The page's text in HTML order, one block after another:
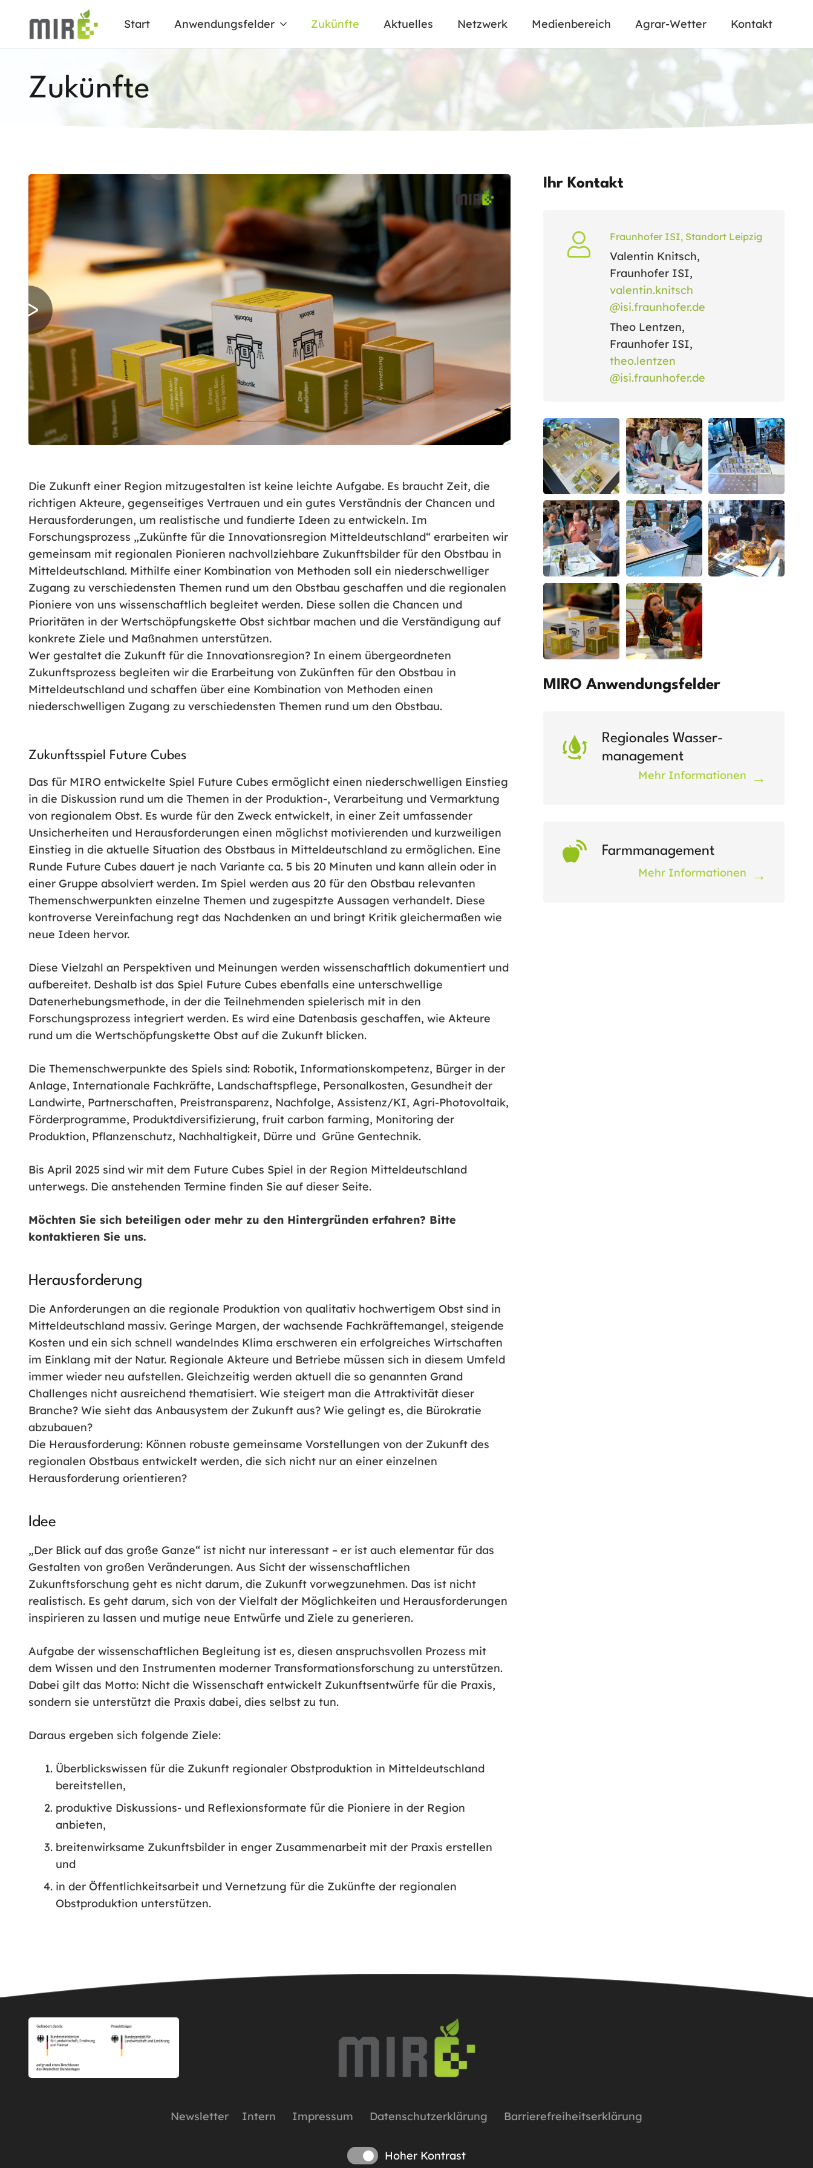
Start Anwendungsfelder Zukünfte Aktuelles Netzwerk Medienbereich Agrar-Wetter Kontakt
Zukünfte
Die Zukunft einer Region mitzugestalten ist keine leichte Aufgabe. Es braucht Zeit, die
richtigen Akteure, gegenseitiges Vertrauen und ein gutes Verständnis der Chancen und
Herausforderungen, um realistische und fundierte Ideen zu entwickeln. Im
Forschungsprozess „Zukünfte für die Innovationsregion Mitteldeutschland“ erarbeiten wir
gemeinsam mit regionalen Pionieren nachvollziehbare Zukunftsbilder für den Obstbau in
Mitteldeutschland. Mithilfe einer Kombination von Methoden soll ein niederschwelliger
Zugang zu verschiedensten Themen rund um den Obstbau geschaffen und die regionalen
Pioniere von uns wissenschaftlich begleitet werden. Diese sollen die Chancen und
Prioritäten in der Wertschöpfungskette Obst sichtbar machen und die Verständigung auf
konkrete Ziele und Maßnahmen unterstützen.
Wer gestaltet die Zukunft für die Innovationsregion? In einem übergeordneten
Zukunftsprozess begleiten wir die Erarbeitung von Zukünften für den Obstbau in
Mitteldeutschland und schaffen über eine Kombination von Methoden einen
niederschwelligen Zugang zu verschiedensten Themen rund um den Obstbau.
Zukunftsspiel Future Cubes
Das für MIRO entwickelte Spiel Future Cubes ermöglicht einen niederschwelligen Einstieg
in die Diskussion rund um die Themen in der Produktion-, Verarbeitung und Vermarktung
von regionalem Obst. Es wurde für den Zweck entwickelt, in einer Zeit umfassender
Unsicherheiten und Herausforderungen einen möglichst motivierenden und kurzweiligen
Einstieg in die aktuelle Situation des Obstbaus in Mitteldeutschland zu ermöglichen. Eine
Runde Future Cubes dauert je nach Variante ca. 5 bis 20 Minuten und kann allein oder in
einer Gruppe absolviert werden. Im Spiel werden aus 20 für den Obstbau relevanten
Themenschwerpunkten einzelne Themen und zugespitzte Aussagen verhandelt. Diese
kontroverse Vereinfachung regt das Nachdenken an und bringt Kritik gleichermaßen wie
neue Ideen hervor.
Diese Vielzahl an Perspektiven und Meinungen werden wissenschaftlich dokumentiert und
aufbereitet. Deshalb ist das Spiel Future Cubes ebenfalls eine unterschwellige
Datenerhebungsmethode, in der die Teilnehmenden spielerisch mit in den
Forschungsprozess integriert werden. Es wird eine Datenbasis geschaffen, wie Akteure
rund um die Wertschöpfungskette Obst auf die Zukunft blicken.
Die Themenschwerpunkte des Spiels sind: Robotik, Informationskompetenz, Bürger in der
Anlage, Internationale Fachkräfte, Landschaftspflege, Personalkosten, Gesundheit der
Landwirte, Partnerschaften, Preistransparenz, Nachfolge, Assistenz/KI, Agri-Photovoltaik,
Förderprogramme, Produktdiversifizierung, fruit carbon farming, Monitoring der
Produktion, Pflanzenschutz, Nachhaltigkeit, Dürre und Grüne Gentechnik.
Bis April 2025 sind wir mit dem Future Cubes Spiel in der Region Mitteldeutschland
unterwegs. Die anstehenden Termine finden Sie auf dieser Seite.
Möchten Sie sich beteiligen oder mehr zu den Hintergründen erfahren? Bitte
kontaktieren Sie uns.
Herausforderung
Die Anforderungen an die regionale Produktion von qualitativ hochwertigem Obst sind in
Mitteldeutschland massiv. Geringe Margen, der wachsende Fachkräftemangel, steigende
Kosten und ein sich schnell wandelndes Klima erschweren ein erfolgreiches Wirtschaften
im Einklang mit der Natur. Regionale Akteure und Betriebe müssen sich in diesem Umfeld
immer wieder neu aufstellen. Gleichzeitig werden aktuell die so genannten Grand
Challenges nicht ausreichend thematisiert. Wie steigert man die Attraktivität dieser
Branche? Wie sieht das Anbausystem der Zukunft aus? Wie gelingt es, die Bürokratie
abzubauen?
Die Herausforderung: Können robuste gemeinsame Vorstellungen von der Zukunft des
regionalen Obstbaus entwickelt werden, die sich nicht nur an einer einzelnen
Herausforderung orientieren?
Idee
„Der Blick auf das große Ganze“ ist nicht nur interessant – er ist auch elementar für das
Gestalten von großen Veränderungen. Aus Sicht der wissenschaftlichen
Zukunftsforschung geht es nicht darum, die Zukunft vorwegzunehmen. Das ist nicht
realistisch. Es geht darum, sich von der Vielfalt der Möglichkeiten und Herausforderungen
inspirieren zu lassen und mutige neue Entwürfe und Ziele zu generieren.
Aufgabe der wissenschaftlichen Begleitung ist es, diesen anspruchsvollen Prozess mit
dem Wissen und den Instrumenten moderner Transformationsforschung zu unterstützen.
Dabei gilt das Motto: Nicht die Wissenschaft entwickelt Zukunftsentwürfe für die Praxis,
sondern sie unterstützt die Praxis dabei, dies selbst zu tun.
Daraus ergeben sich folgende Ziele:
Überblickswissen für die Zukunft regionaler Obstproduktion in Mitteldeutschland
bereitstellen,
produktive Diskussions- und Reflexionsformate für die Pioniere in der Region
anbieten,
breitenwirksame Zukunftsbilder in enger Zusammenarbeit mit der Praxis erstellen
und
in der Öffentlichkeitsarbeit und Vernetzung für die Zukünfte der regionalen
Obstproduktion unterstützen.
Ihr Kontakt
Fraunhofer ISI, Standort Leipzig
Valentin Knitsch,
Fraunhofer ISI,
valentin.knitsch
@isi.fraunhofer.de
Theo Lentzen,
Fraunhofer ISI,
theo.lentzen
@isi.fraunhofer.de
MIRO Anwendungsfelder
Regionales Wasser­
management
Mehr Informationen
Farm­management
Mehr Informationen
Newsletter Intern Impressum Datenschutzerklärung Barrierefreiheitserklärung
Hoher Kontrast